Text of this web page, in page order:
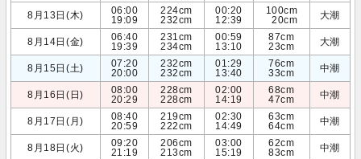
8月13日(木)
06:00
19:09
224cm
232cm
00:20
12:39
100cm
20cm
大潮
8月14日(金)
06:40
19:39
231cm
234cm
00:59
13:10
87cm
23cm
大潮
8月15日(土)
07:20
20:00
232cm
232cm
01:29
13:40
76cm
33cm
中潮
8月16日(日)
08:00
20:29
228cm
228cm
02:00
14:19
68cm
47cm
中潮
8月17日(月)
08:40
20:59
219cm
222cm
02:30
14:49
63cm
64cm
中潮
8月18日(火)
09:20
21:19
206cm
213cm
03:00
15:19
62cm
83cm
中潮